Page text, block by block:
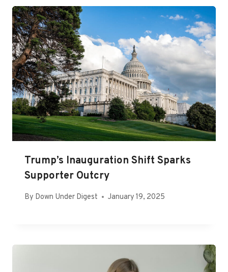
Trump’s Inauguration Shift Sparks
Supporter Outcry
By Down Under Digest January 19, 2025